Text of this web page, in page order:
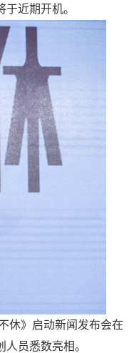
近期开机。
休》启动新闻发布会在
员悉数亮相。